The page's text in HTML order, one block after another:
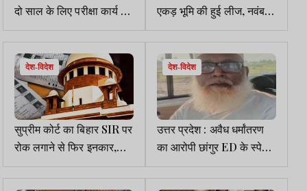
दो साल के लिए परीक्षा कार्य से
डिबार
एकड़ भूमि की हुई लीज, नवंबर
में हो सकता है शिलान्यास
देश-विदेश
सुप्रीम कोर्ट का बिहार SIR पर
रोक लगाने से फिर इनकार,
EC से पूछा, आधार कार्ड और
वोटर ID को शामिल क्यों नहीं
देश-विदेश
उत्तर प्रदेश : अवैध धर्मांतरण
का आरोपी छांगुर ED के स्पेशल
कोर्ट में पेश, 5 दिन की रिमांड
मिली